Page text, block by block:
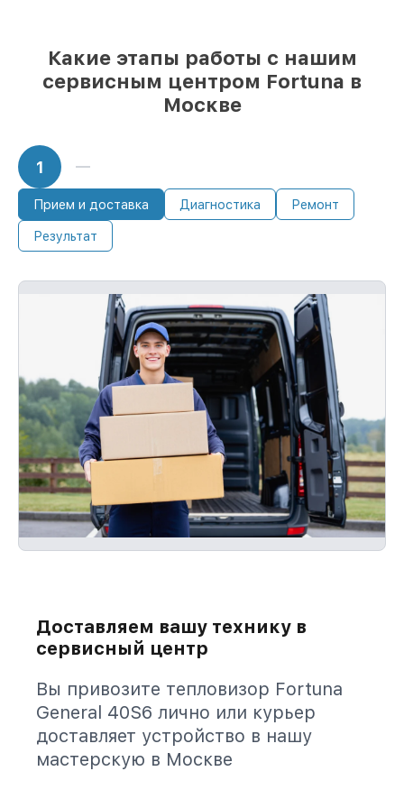
Какие этапы работы с нашим
сервисным центром Fortuna в
Москве
1
Прием и доставка Диагностика Ремонт
Результат
Доставляем вашу технику в
сервисный центр
Вы привозите тепловизор Fortuna
General 40S6 лично или курьер
доставляет устройство в нашу
мастерскую в Москве